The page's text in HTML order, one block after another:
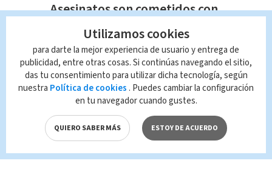
Asesinatos son cometidos con
armas de fuego
Televisión
​La mayoría de las víctimas
corresponden ahombres, 501;
mientras que 42 eran mujeres. De los
asesinados19 son víctimas
colaterales.
Utilizamos cookies
para darte la mejor experiencia de usuario y entrega de
publicidad, entre otras cosas. Si continúas navegando el sitio,
das tu consentimiento para utilizar dicha tecnología, según
nuestra Política de cookies . Puedes cambiar la configuración
en tu navegador cuando gustes.
QUIERO SABER MÁS ESTOY DE ACUERDO